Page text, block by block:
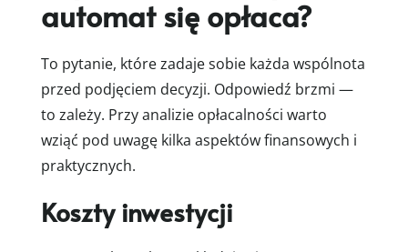
automat się opłaca?
To pytanie, które zadaje sobie każda wspólnota
przed podjęciem decyzji. Odpowiedź brzmi —
to zależy. Przy analizie opłacalności warto
wziąć pod uwagę kilka aspektów finansowych i
praktycznych.
Koszty inwestycji